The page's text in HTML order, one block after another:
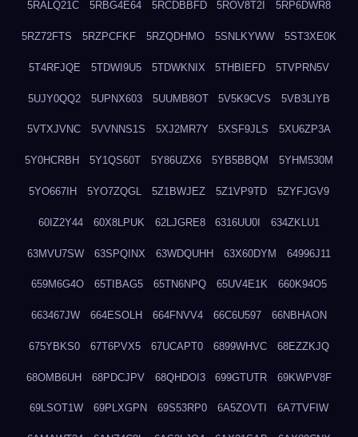
5RALQ21C 5RBG4E64 5RCDBBFD 5ROV8T2I 5RP6DWR8
5RZ72FTS 5RZPCFKF 5RZQDHMO 5SNLKYWW 5ST3XE0K
5T4RFJQE 5TDWI9U5 5TDWKNIX 5THBIEFD 5TVPRN5V
5UJY0QQ2 5UPNX603 5UUMB8OT 5V5K9CVS 5VB3LIYB
5VTXJVNC 5VVNNS1S 5XJ2MR7Y 5XSF9JLS 5XU6ZP3A
5Y0HCRBH 5Y1QS60T 5Y86UZX6 5YB5BBQM 5YHM530M
5YO667IH 5YO7ZQGL 5Z1BWJEZ 5Z1VP9TD 5ZYFJGV9
60IZ2Y44 60X8LPUK 62LJGRE8 6316UU0I 634ZKLU1
63MVU7SW 63SPQINX 63WDQUHH 63X60DYM 64996J11
659M6G4O 65TIBAG5 65TN6NPQ 65UV4E1K 660K94O5
663467JW 664ESOLH 664FNVV4 66C6U597 66NBHAON
675YBKS0 67T6PVX5 67UCAPT0 6899WHVC 68EZZKJQ
68OMB6UH 68PDCJPV 68QHDOI3 699GTUTR 69KWPV8F
69LSOT1W 69PLXGPN 69S53RP0 6A5ZOVTI 6A7TVFIW